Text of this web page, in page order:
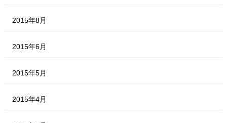
2015年8月
2015年6月
2015年5月
2015年4月